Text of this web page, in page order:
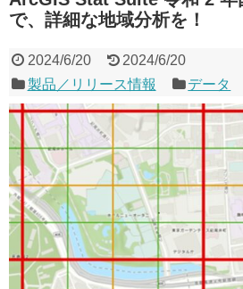
で、詳細な地域分析を！
2024/6/20
2024/6/20
製品／リリース情報
データ